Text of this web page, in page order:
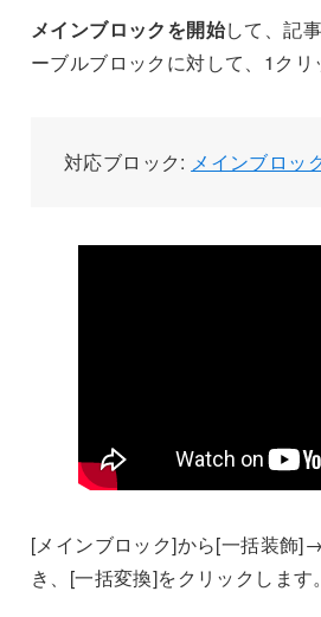
メインブロックを開始して、記
ーブルブロックに対して、1クリ
対応ブロック: メインブロッ
[メインブロック]から[一括装飾
き、[一括変換]をクリックします。